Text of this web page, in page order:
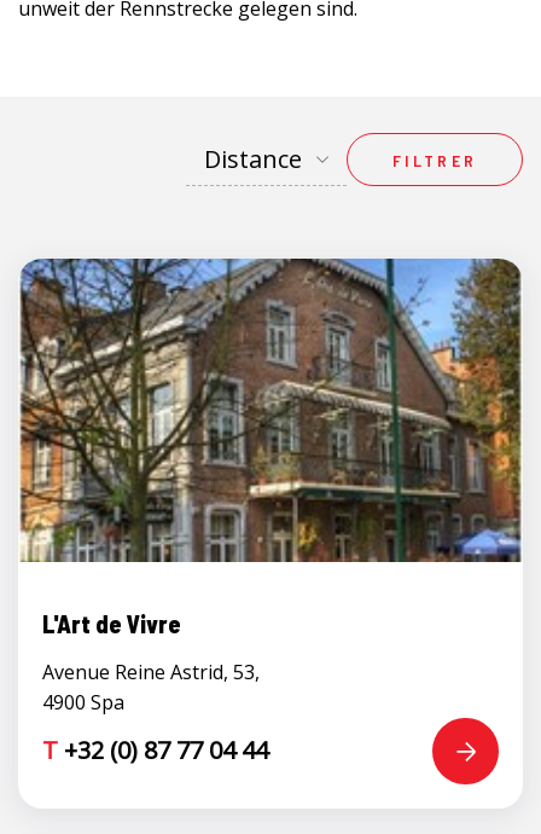
unweit der Rennstrecke gelegen sind.
FILTRER
L'Art de Vivre
Avenue Reine Astrid, 53,
4900 Spa
T +32 (0) 87 77 04 44